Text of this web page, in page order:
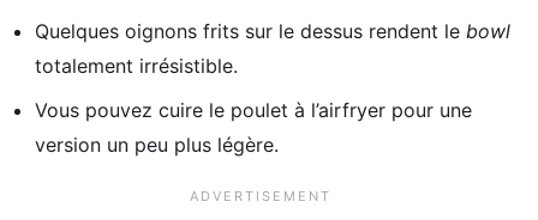
Quelques oignons frits sur le dessus rendent le bowl
totalement irrésistible.
Vous pouvez cuire le poulet à l’airfryer pour une
version un peu plus légère.